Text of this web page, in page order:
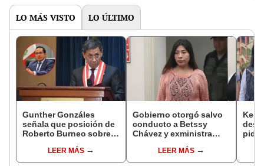
LO MÁS VISTO LO ÚLTIMO
Gunther Gonzáles
señala que posición de
Roberto Burneo sobre
Aliaga no representan al
JNE
LEER MÁS
Gobierno otorgó salvo
conducto a Betssy
Chávez y exministra
madrugadaLEER MÁS
pida